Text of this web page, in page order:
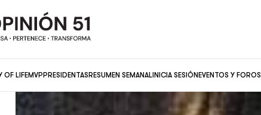
OF LIFEMVPPRESIDENTASRESUMEN SEMANALINICIA SESIÓNEVENTOS Y FOROS